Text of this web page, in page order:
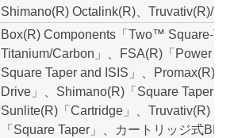
Shimano(R) Octalink(R)、Truvativ(R)/
Box(R) Components「Two™ Square-
Titanium/Carbon」、FSA(R)「Power
Square Taper and ISIS」、Promax(R)「
Drive」、Shimano(R)「Square Taper
Sunlite(R)「Cartridge」、Truvativ(R)「
「Square Taper」、カートリッジ式BB